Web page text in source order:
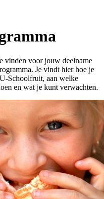
vinden voor jouw deelname
Je vindt hier hoe je
Schoolfruit, aan welke
en wat je kunt verwachten.